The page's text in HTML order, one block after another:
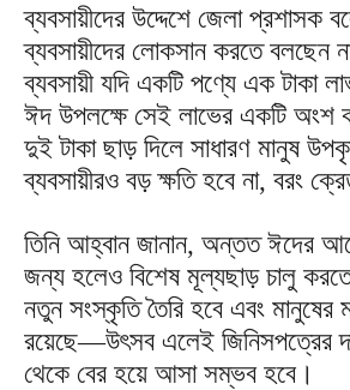
ব্যবসায়ীদের উদ্দেশে জেলা প্রশাসক
ব্যবসায়ীদের লোকসান করতে বলছেন
ব্যবসায়ী যদি একটি পণ্যে এক টাকা
ঈদ উপলক্ষে সেই লাভের একটি অংশ
দুই টাকা ছাড় দিলে সাধারণ মানুষ
ব্যবসায়ীরও বড় ক্ষতি হবে না, বরং
তিনি আহ্বান জানান, অন্তত ঈদের
জন্য হলেও বিশেষ মূল্যছাড় চালু
নতুন সংস্কৃতি তৈরি হবে এবং মানুষের
রয়েছে—উৎসব এলেই জিনিসপত্রের
থেকে বের হয়ে আসা সম্ভব হবে।